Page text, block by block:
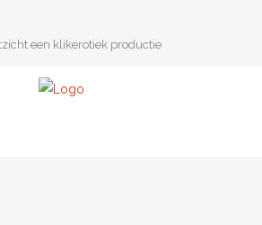
een klikerotiek productie